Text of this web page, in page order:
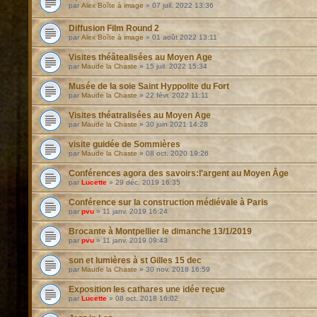
par Alex Boîte à image » 07 juil. 2022 13:36
Diffusion Film Round 2
par Alex Boîte à image » 01 août 2022 13:11
Visites théâtealisées au Moyen Age
par Maude la Chaste » 15 juil. 2022 15:34
Musée de la soie Saint Hyppolite du Fort
par Maude la Chaste » 22 févr. 2022 11:11
Visites théatralisées au Moyen Age
par Maude la Chaste » 30 juin 2021 14:28
visite guidée de Sommières
par Maude la Chaste » 08 oct. 2020 19:26
Conférences agora des savoirs:l'argent au Moyen Âge
par Lucette » 29 déc. 2019 16:35
Conférence sur la construction médiévale à Paris
par pvu » 11 janv. 2019 16:24
Brocante à Montpellier le dimanche 13/1/2019
par pvu » 11 janv. 2019 09:43
son et lumières à st Gilles 15 dec
par Maude la Chaste » 30 nov. 2018 16:59
Exposition les cathares une idée reçue
par Lucette » 08 oct. 2018 16:02